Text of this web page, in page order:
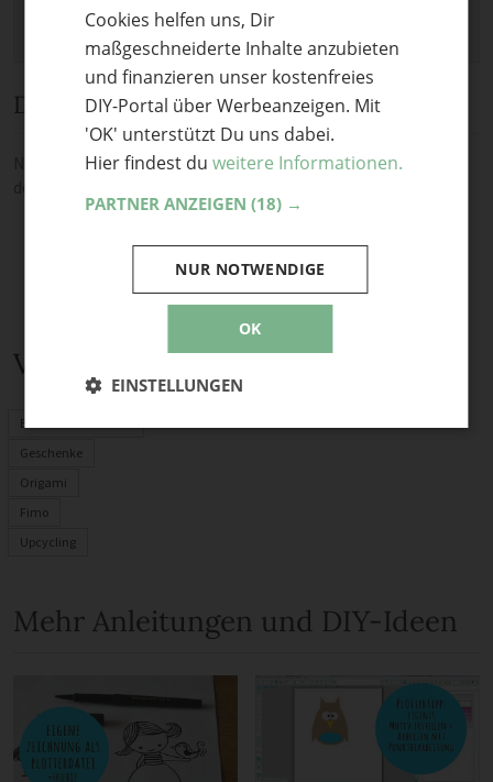
Diskussion
Noch keine Kommentare — sei die Erste oder der Erste und teile
Verwandte Themen
Basteln mit Kindern
Geschenke
Origami
Fimo
Upcycling
Mehr Anleitungen und DIY-Ideen
Cookies helfen uns, Dir
maßgeschneiderte Inhalte anzubieten
und finanzieren unser kostenfreies
DIY-Portal über Werbeanzeigen. Mit
'OK' unterstützt Du uns dabei.
Hier findest du weitere Informationen.
PARTNER ANZEIGEN (18) →
OK
NUR NOTWENDIGE
EINSTELLUNGEN